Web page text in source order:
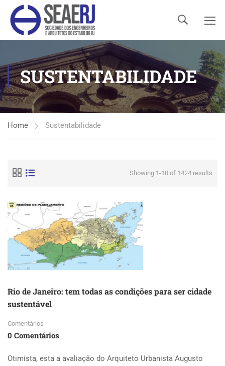
SUSTENTABILIDADE
Home Sustentabilidade
Showing 1-10 of 1424 results
Rio de Janeiro: tem todas as condições para ser cidade
sustentável
Comentários
0 Comentários
Otimista, esta a avaliação do Arquiteto Urbanista Augusto